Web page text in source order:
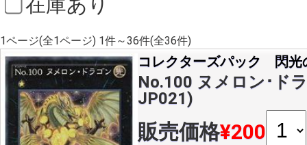
1ページ(全1ページ) 1件～36件(全36件)
コレクターズパック 閃光
No.100 ヌメロン･ド
JP021)
販売価格¥200